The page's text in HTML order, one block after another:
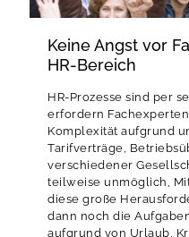
Keine Angst vor
HR-Bereich
HR-Prozesse sind per
erfordern
Komplexität aufgrund
Tarifverträge,
verschiedener
teilweise unmöglich,
diese große
dann noch die
aufgrund von Urlaub,